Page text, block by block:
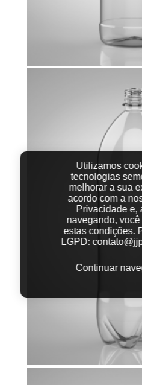
Utilizamos
tecnologias
melhorar a sua
acordo com a
Privacidade e,
navegando,
estas condições.
LGPD:
Continuar